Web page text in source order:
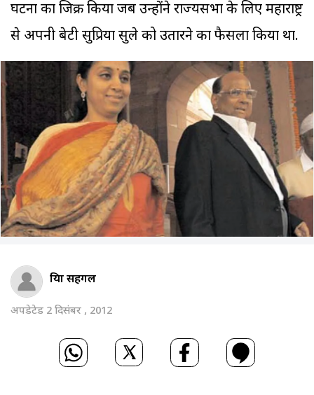
घटना का जिक्र किया जब उन्होंने राज्यसभा के लिए महाराष्ट्र
से अपनी बेटी सुप्रिया सुले को उतारने का फैसला किया था.
प्रिया सहगल
अपडेटेड 2 दिसंबर , 2012